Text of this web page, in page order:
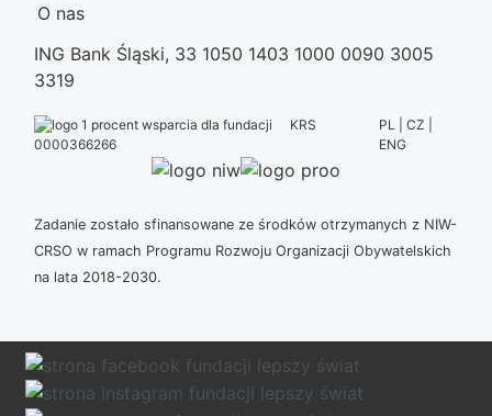
O nas
ING Bank Śląski, 33 1050 1403 1000 0090 3005
3319
KRS
0000366266
PL | CZ |
ENG
Zadanie zostało sfinansowane ze środków otrzymanych z NIW-
CRSO w ramach Programu Rozwoju Organizacji Obywatelskich
na lata 2018-2030.